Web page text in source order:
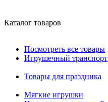
Каталог товаров
Посмотреть все товары
Игрушечный транспорт
Товары для праздника
Мягкие игрушки